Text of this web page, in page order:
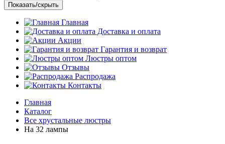
Показать/скрыть
Главная
Доставка и оплата
Акции
Гарантия и возврат
Люстры оптом
Отзывы
Распродажа
Контакты
Главная
Каталог
Все хрустальные люстры
На 32 лампы